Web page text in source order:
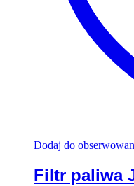
Dodaj do
Filtr paliwa